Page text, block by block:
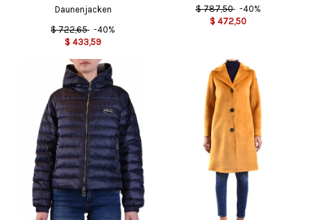
Daunenjacken
$ 722,65 -40%
$ 433,59
$ 787,50 -40%
$ 472,50